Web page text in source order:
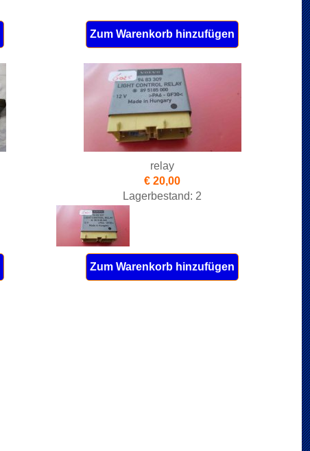
Zum Warenkorb hinzufügen
relay
€ 20,00
Lagerbestand: 2
Zum Warenkorb hinzufügen